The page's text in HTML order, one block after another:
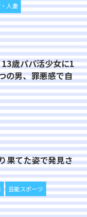
人妻
歳パパ活少女に1
の男、罪悪感で自
果てた姿で発見さ
芸能スポーツ